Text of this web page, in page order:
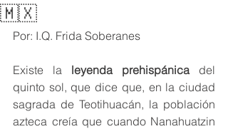
🇲🇽
Por: I.Q. Frida Soberanes
Existe la leyenda prehispánica del
quinto sol, que dice que, en la ciudad
sagrada de Teotihuacán, la población
azteca creía que cuando Nanahuatzin